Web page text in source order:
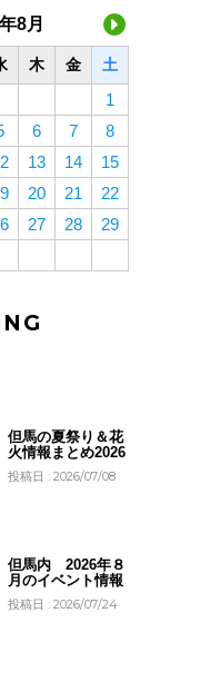
8月
木 金 土
1
6 7
8
13 14
15
20 21
22
27 28
29
但馬の夏祭り＆花
火情報まとめ2026
投稿日 : 2026/07/08
但馬内 2026年８
月のイベント情報
投稿日 : 2026/07/24